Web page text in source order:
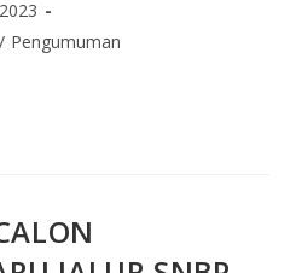
/ Pengumuman